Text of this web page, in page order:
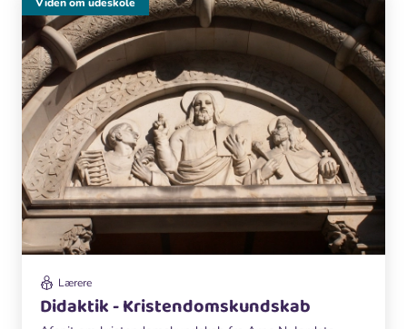
Lærere
Didaktik - Kristendomskundskab